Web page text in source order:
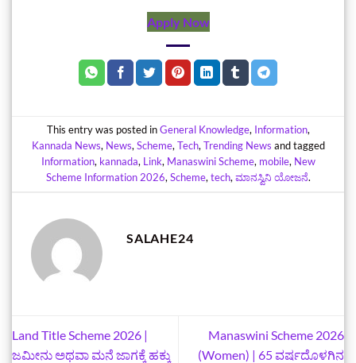
Apply Now
This entry was posted inGeneral Knowledge, Information,
Kannada News, News, Scheme, Tech, Trending News and tagged
Information, kannada, Link, Manaswini Scheme, mobile, New
Scheme Information 2026, Scheme, tech, ಮಾನಸ್ವಿನಿ ಯೋಜನೆ.
SALAHE24
Land Title Scheme 2026 |
ಜಮೀನು ಅಥವಾ ಮನೆ ಜಾಗಕ್ಕೆ ಹಕ್ಕು
Manaswini Scheme 2026
(Women) | 65 ವರ್ಷದೊಳಗಿನ